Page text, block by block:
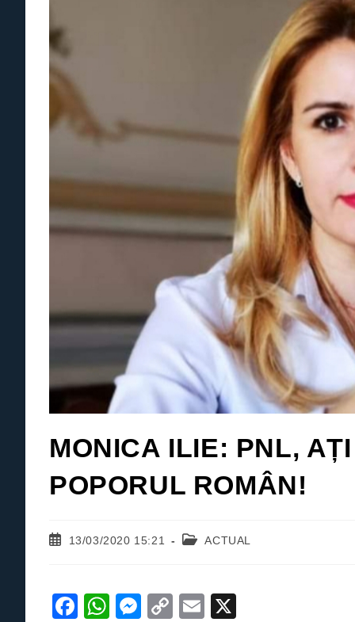
MONICA ILIE: PNL,
POPORUL ROMÂN!
Post13/03/2020 15:21
PostACTUAL
F
W
M
C
E